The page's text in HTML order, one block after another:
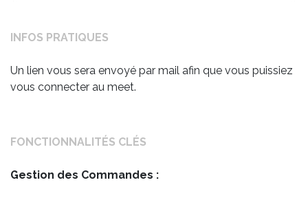
INFOS PRATIQUES
Un lien vous sera envoyé par mail afin que vous puissiez
vous connecter au meet.
FONCTIONNALITÉS CLÉS
Gestion des Commandes :